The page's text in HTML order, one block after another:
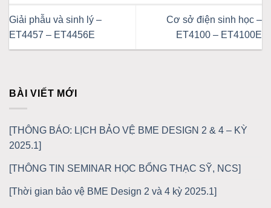
Giải phẫu và sinh lý –
ET4457 – ET4456E
Cơ sở điện sinh học –
ET4100 – ET4100E
BÀI VIẾT MỚI
[THÔNG BÁO: LỊCH BẢO VỆ BME DESIGN 2 & 4 – KỲ
2025.1]
[THÔNG TIN SEMINAR HỌC BỔNG THẠC SỸ, NCS]
[Thời gian bảo vệ BME Design 2 và 4 kỳ 2025.1]